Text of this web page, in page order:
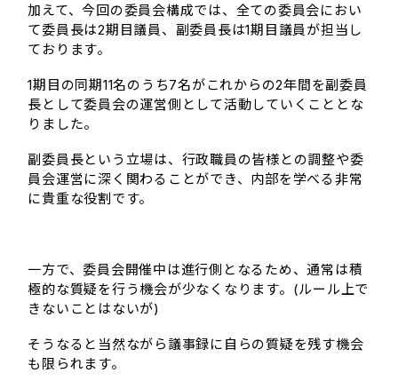
加えて、今回の委員会構成では、全ての委員会におい
て委員長は2期目議員、副委員長は1期目議員が担当し
ております。
1期目の同期11名のうち7名がこれからの2年間を副委員
長として委員会の運営側として活動していくこととな
りました。
副委員長という立場は、行政職員の皆様との調整や委
員会運営に深く関わることができ、内部を学べる非常
に貴重な役割です。
一方で、委員会開催中は進行側となるため、通常は積
極的な質疑を行う機会が少なくなります。(ルール上で
きないことはないが)
そうなると当然ながら議事録に自らの質疑を残す機会
も限られます。